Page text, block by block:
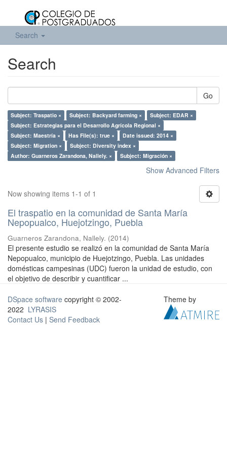
Search
Search
Go
Subject: Traspatio × Subject: Backyard farming ×
Subject: EDAR ×
Subject: Estrategias para el Desarrollo Agrícola Regional ×
Subject: Maestría ×
Has File(s): true ×
Date issued: 2014 ×
Subject: Migration ×
Subject: Diversity index ×
Author: Guarneros Zarandona, Nallely. ×
Subject: Migración ×
Show Advanced Filters
Now showing items 1-1 of 1
El traspatio en la comunidad de Santa María
Nepopualco, Huejotzingo, Puebla
Guarneros Zarandona, Nallely. (2014)
El presente estudio se realizó en la comunidad de Santa María
Nepopualco, municipio de Huejotzingo, Puebla. Las unidades
domésticas campesinas (UDC) fueron la unidad de estudio, con
el objetivo de describir y cuantificar ...
DSpace software copyright © 2002-
2022 LYRASIS
Contact Us | Send Feedback
Theme by